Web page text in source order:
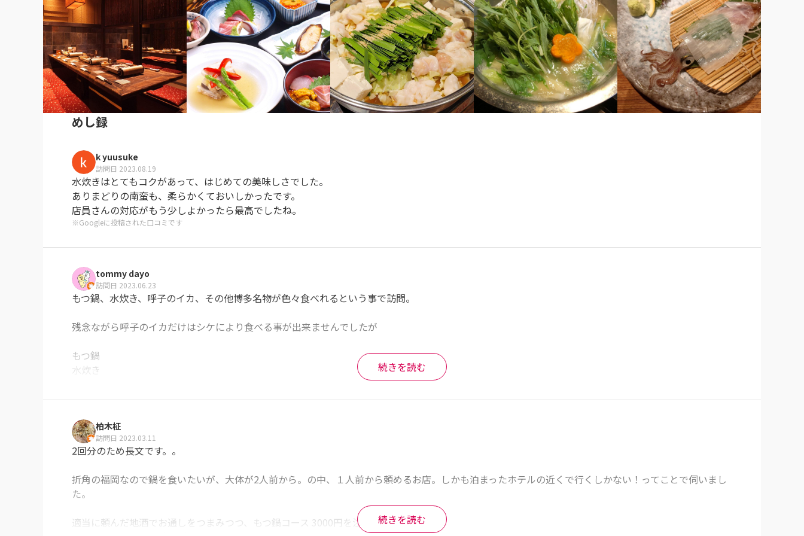
めし録
k yuusuke
訪問日 2023.08.19
水炊きはとてもコクがあって、はじめての美味しさでした。
ありまどりの南蛮も、柔らかくておいしかったです。
店員さんの対応がもう少しよかったら最高でしたね。
※Googleに投稿された口コミです
tommy dayo
訪問日 2023.06.23
もつ鍋、水炊き、呼子のイカ、その他博多名物が色々食べれるという事で訪問。
残念ながら呼子のイカだけはシケにより食べる事が出来ませんでしたが
もつ鍋
水炊き
馬肉
と博多名物を一度に食べる事が出来ましたが、注文し過ぎてお腹一杯になりました。
どれも美味しかったです。
続きを読む
柏木柾
訪問日 2023.03.11
2回分のため長文です。。
折角の福岡なので鍋を食いたいが、大体が2人前から。の中、１人前から頼めるお店。しかも泊まったホテルの近くで行くしかない！ってことで伺いまし
た。
適当に頼んだ地酒でお通しをつまみつつ、もつ鍋コース 3000円を注文。 続きを読む